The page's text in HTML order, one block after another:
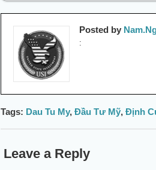
Posted by
:
Tags: Dau Tu My, Đầu Tư Mỹ, Định
Leave a Reply